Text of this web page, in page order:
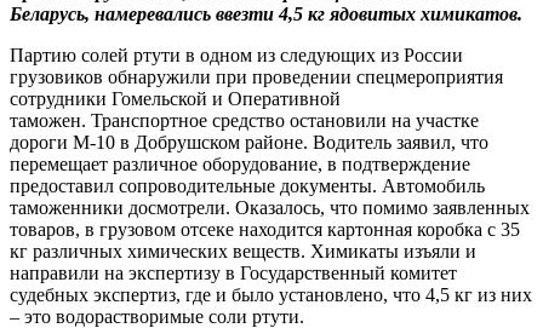
Беларусь, намеревались ввезти 4,5 кг ядовитых химикатов.
Партию солей ртути в одном из следующих из России
грузовиков обнаружили при проведении спецмероприятия
сотрудники Гомельской и Оперативной
таможен. Транспортное средство остановили на участке
дороги М-10 в Добрушском районе. Водитель заявил, что
перемещает различное оборудование, в подтверждение
предоставил сопроводительные документы. Автомобиль
таможенники досмотрели. Оказалось, что помимо заявленных
товаров, в грузовом отсеке находится картонная коробка с 35
кг различных химических веществ. Химикаты изъяли и
направили на экспертизу в Государственный комитет
судебных экспертиз, где и было установлено, что 4,5 кг из них
– это водорастворимые соли ртути.